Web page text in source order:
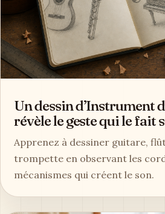
Un dessin d’Instrument
révèle le geste qui le fait
Apprenez à dessiner guitare,
trompette en observant les
mécanismes qui créent le son.